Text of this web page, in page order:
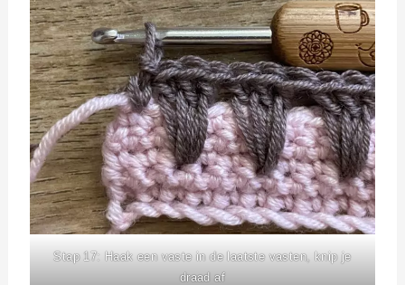
Stap 17: Haak een vaste in de laatste vasten, knip je
draad af